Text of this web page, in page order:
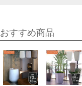
おすすめ商品